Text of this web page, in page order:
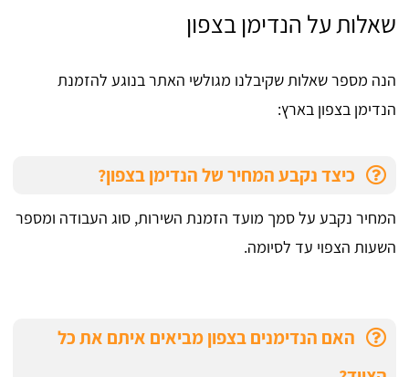
שאלות על הנדימן בצפון
הנה מספר שאלות שקיבלנו מגולשי האתר בנוגע להזמנת
הנדימן בצפון בארץ:
כיצד נקבע המחיר של הנדימן בצפון?
המחיר נקבע על סמך מועד הזמנת השירות, סוג העבודה ומספר
השעות הצפוי עד לסיומה.
האם הנדימנים בצפון מביאים איתם את כל